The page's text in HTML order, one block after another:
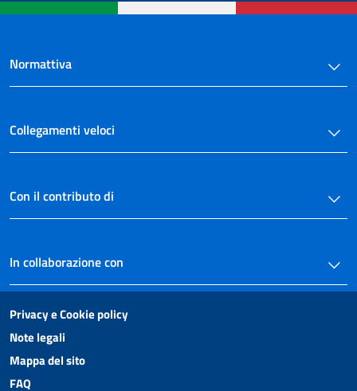
Normattiva
Collegamenti veloci
Con il contributo di
In collaborazione con
Privacy e Cookie policy
Note legali
Mappa del sito
FAQ